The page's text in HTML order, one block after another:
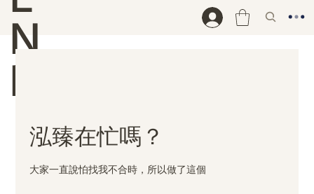
N
D
泓臻在忙嗎？
大家一直說怕找我不合時，所以做了這個